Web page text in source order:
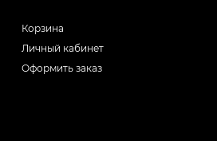
Корзина
Личный кабинет
Оформить заказ